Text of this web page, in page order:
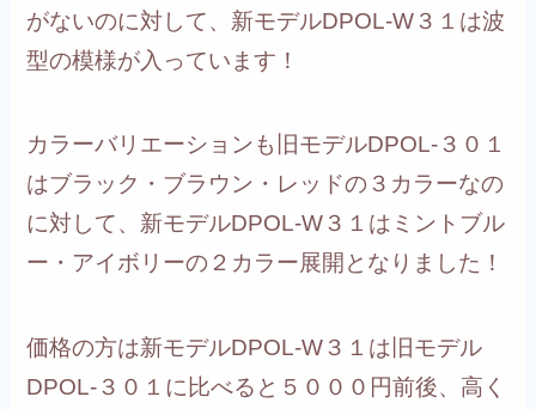
がないのに対して、新モデルDPOL-W３１は波
型の模様が入っています！
カラーバリエーションも 旧モデルDPOL-３０１
はブラック・ブラウン・レッドの３カラーなの
に対して、新モデルDPOL-W３１はミントブル
ー・アイボリーの２カラー展開となりました！
価格の方は新モデルDPOL-W３１は旧モデル
DPOL-３０１に比べると５０００円前後、高く